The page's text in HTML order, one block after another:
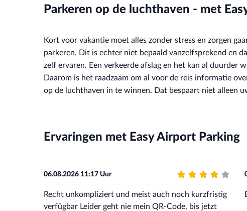
Parkeren op de luchthaven - met
Kort voor vakantie moet alles zonder stress en zorgen
parkeren. Dit is echter niet bepaald vanzelfsprekend en
zelf ervaren. Een verkeerde afslag en het kan al duurder
Daarom is het raadzaam om al voor de reis informatie
op de luchthaven in te winnen. Dat bespaart niet alleen
tijd en geld. In de omgeving van de luchthaven
aanbiedingen om te parkeren dan direct bij de terminal
het aanbod van Easy Airport Parking met andere
vaststellen dat het heel eenvoudig kan zijn om
Ervaringen met Easy Airport Parking
06.08.2026 11:17 Uur
Recht unkompliziert und meist auch noch kurzfristig
verfügbar Leider geht nie mein QR-Code, bis jetzt